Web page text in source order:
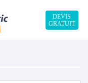
DEVIS
GRATUIT